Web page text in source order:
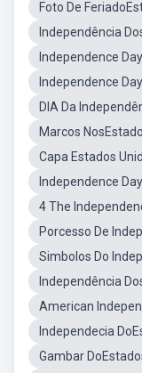
Foto De
Independência
Independence
Independence
DIA Da
Marcos
Capa Estados
Independence
4 The
Porcesso De
Simbolos Do
Independência
American
Independecia
Gambar